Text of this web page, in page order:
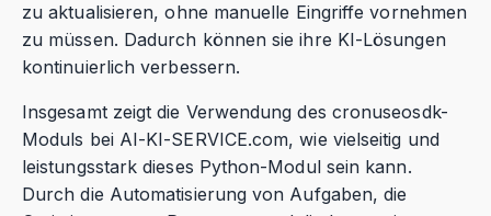
zu aktualisieren, ohne manuelle Eingriffe vornehmen
zu müssen. Dadurch können sie ihre KI-Lösungen
kontinuierlich verbessern.
Insgesamt zeigt die Verwendung des cronuseosdk-
Moduls bei AI-KI-SERVICE.com, wie vielseitig und
leistungsstark dieses Python-Modul sein kann.
Durch die Automatisierung von Aufgaben, die